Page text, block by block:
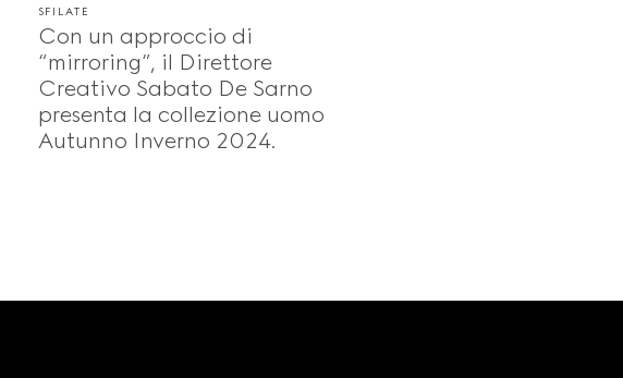
SFILATE
Con un approccio di
“mirroring”, il Direttore
Creativo Sabato De Sarno
presenta la collezione uomo
Autunno Inverno 2024.